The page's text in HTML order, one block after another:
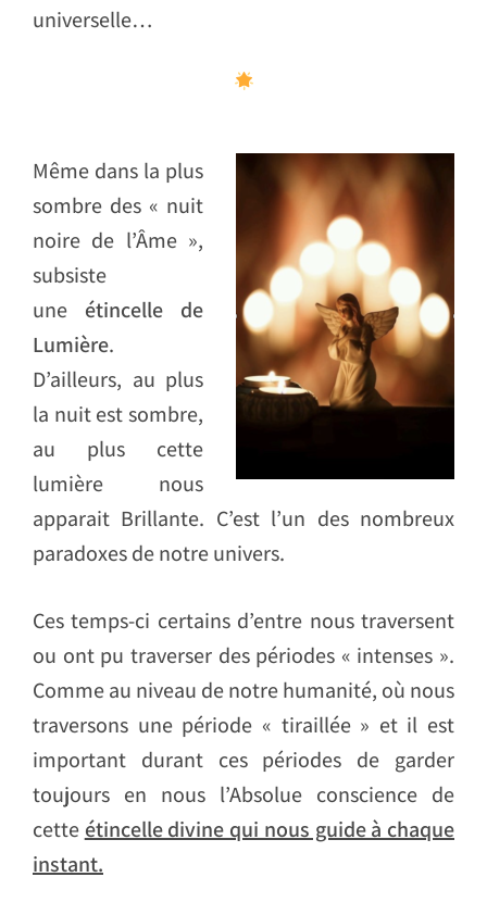
universelle…
Même dans la plus
sombre des « nuit
noire de l’Âme »,
subsiste
une étincelle de
Lumière.
D’ailleurs, au plus
la nuit est sombre,
au plus cette
lumière nous
apparait Brillante. C’est l’un des nombreux
paradoxes de notre univers.
Ces temps-ci certains d’entre nous traversent
ou ont pu traverser des périodes « intenses ».
Comme au niveau de notre humanité, où nous
traversons une période « tiraillée » et il est
important durant ces périodes de garder
toujours en nous l’Absolue conscience de
cette étincelle divine qui nous guide à chaque
instant.